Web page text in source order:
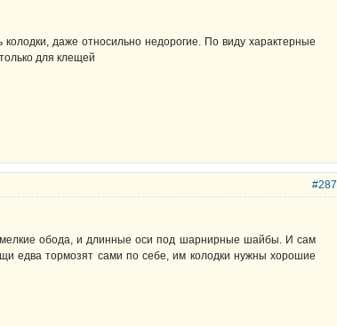
даже относильно недорогие. По виду характерные
для клещей
#287
обода, и длинные оси под шарнирные шайбы. И сам
едва тормозят сами по себе, им колодки нужны хорошие